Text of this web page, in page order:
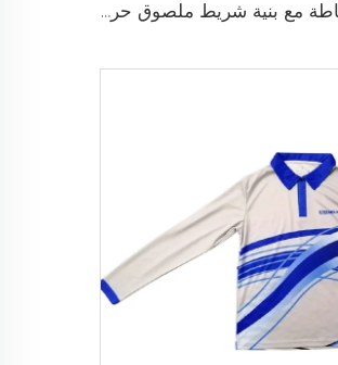
سترة داخلية بدون خياطة مع بنية شريط ملصوق حراريًا ومقاس نحيف خالٍ من الاحتكاك حسب الطلب لتجربة رياضية فائقة بدون أي إلهاء